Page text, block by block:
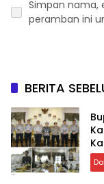
Simpan nama,
peramban ini
BERITA